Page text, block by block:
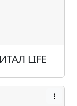
LIFE